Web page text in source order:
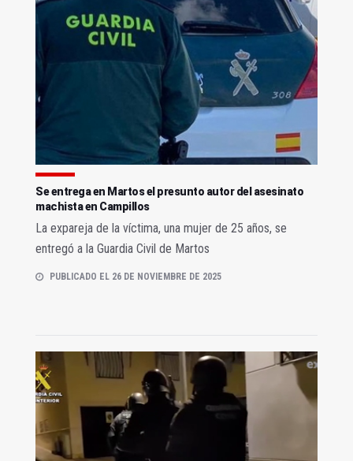
Se entrega en Martos el presunto autor del asesinato
machista en Campillos
La expareja de la víctima, una mujer de 25 años, se
entregó a la Guardia Civil de Martos
PUBLICADO EL 26 DE NOVIEMBRE DE 2025